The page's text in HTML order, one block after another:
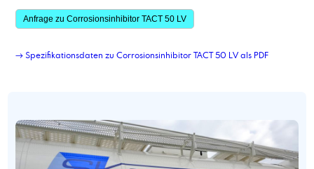
Anfrage zu Corrosionsinhibitor TACT 50 LV
→ Spezifikationsdaten zu Corrosionsinhibitor TACT 50 LV als PDF